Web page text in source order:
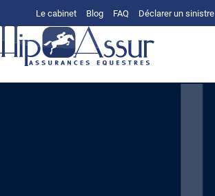
Le cabinet Blog FAQ Déclarer un sinistre